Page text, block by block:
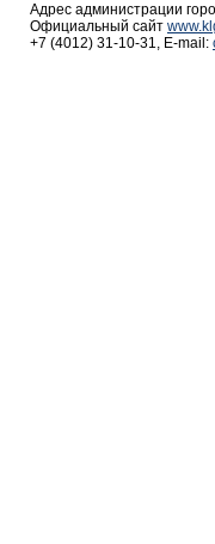
Адрес администрации
Официальный сайт
+7 (4012) 31-10-31, E-mail: